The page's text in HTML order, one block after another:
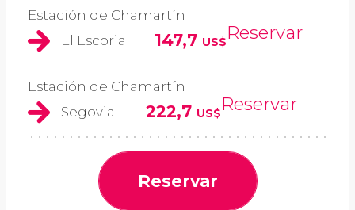
Estación de Chamartín
El Escorial
147,7 US$Reservar
Estación de Chamartín
Segovia
222,7 US$Reservar
Reservar